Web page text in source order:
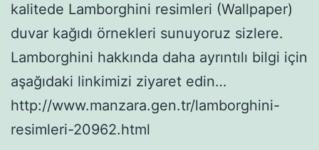
kalitede Lamborghini resimleri (Wallpaper)
duvar kağıdı örnekleri sunuyoruz sizlere.
Lamborghini hakkında daha ayrıntılı bilgi için
aşağıdaki linkimizi ziyaret edin…
http://www.manzara.gen.tr/lamborghini-
resimleri-20962.html